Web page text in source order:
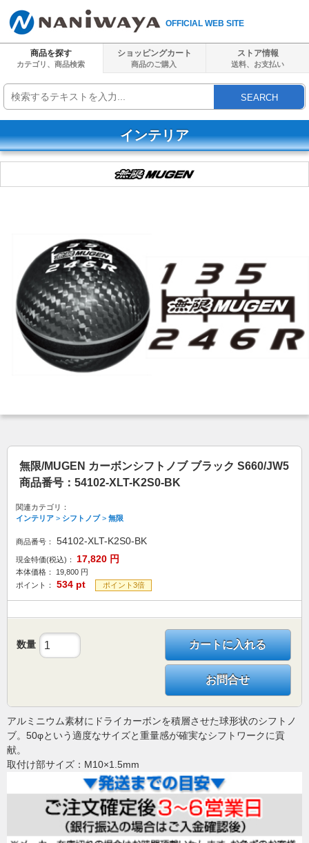
OFFICIAL WEB SITE
商品を探す
カテゴリ、商品検索
ショッピングカート
商品のご購入
ストア情報
送料、 お支払い
SEARCH
インテリア
無限/MUGEN カーボンシフトノブ ブラック S660/JW5
商品番号：54102-XLT-K2S0-BK
関連カテゴリ：
インテリア > シフトノブ > 無限
商品番号： 54102-XLT-K2S0-BK
現金特価(税込)： 17,820 円
本体価格： 19,800 円
ポイント：
534 pt ポイント3倍
数量 カートに入れる
お問合せ
アルミニウム素材にドライカーボンを積層させた球形状のシフトノ
ブ。50φという適度なサイズと重量感が確実なシフトワークに貢
献。
取付け部サイズ：M10×1.5mm